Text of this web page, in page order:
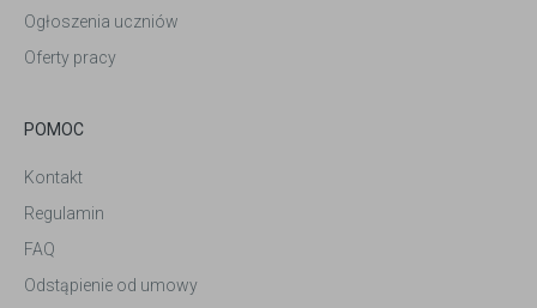
Ogłoszenia uczniów
Oferty pracy
POMOC
Kontakt
Regulamin
FAQ
Odstąpienie od umowy